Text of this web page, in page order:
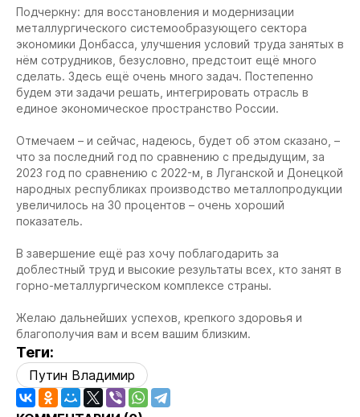
Подчеркну: для восстановления и модернизации
металлургического системообразующего сектора
экономики Донбасса, улучшения условий труда занятых в
нём сотрудников, безусловно, предстоит ещё много
сделать. Здесь ещё очень много задач. Постепенно
будем эти задачи решать, интегрировать отрасль в
единое экономическое пространство России.
Отмечаем – и сейчас, надеюсь, будет об этом сказано, –
что за последний год по сравнению с предыдущим, за
2023 год по сравнению с 2022-м, в Луганской и Донецкой
народных республиках производство металлопродукции
увеличилось на 30 процентов – очень хороший
показатель.
В завершение ещё раз хочу поблагодарить за
доблестный труд и высокие результаты всех, кто занят в
горно-металлургическом комплексе страны.
Желаю дальнейших успехов, крепкого здоровья и
благополучия вам и всем вашим близким.
Теги:
Путин Владимир